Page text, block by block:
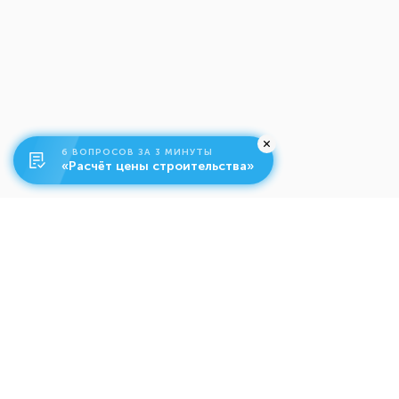
6 ВОПРОСОВ ЗА 3 МИНУТЫ
«Расчёт цены строительства»